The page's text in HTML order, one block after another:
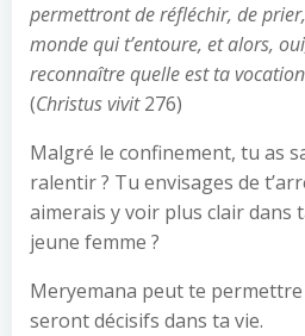
permettront de réfléchir, de
monde qui t’entoure, et alors,
reconnaître quelle est ta
(Christus vivit276)
Malgré le confinement, tu as
ralentir ? Tu envisages de
aimerais y voir plus clair dans
jeune femme ?
Meryemana peut te
seront décisifs dans ta vie.